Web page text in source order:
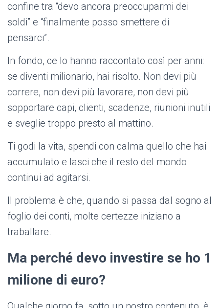
confine tra “devo ancora preoccuparmi dei
soldi” e “finalmente posso smettere di
pensarci”.
In fondo, ce lo hanno raccontato così per anni:
se diventi milionario, hai risolto. Non devi più
correre, non devi più lavorare, non devi più
sopportare capi, clienti, scadenze, riunioni inutili
e sveglie troppo presto al mattino.
Ti godi la vita, spendi con calma quello che hai
accumulato e lasci che il resto del mondo
continui ad agitarsi.
Il problema è che, quando si passa dal sogno al
foglio dei conti, molte certezze iniziano a
traballare.
Ma perché devo investire se ho 1
milione di euro?